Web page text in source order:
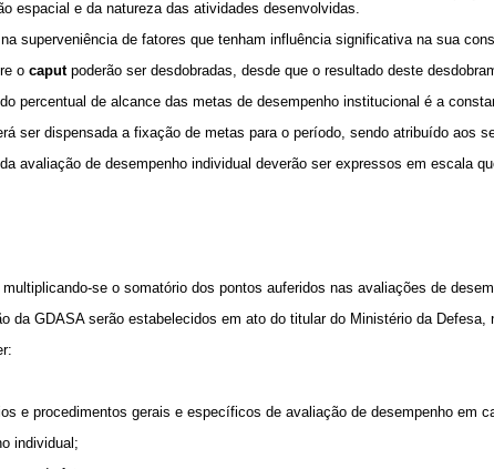
espacial e da natureza das atividades desenvolvidas.
superveniência de fatores que tenham influência significativa na sua
o caputpoderão ser desdobradas, desde que o resultado deste
percentual de alcance das metas de desempenho institucional é a
ser dispensada a fixação de metas para o período, sendo atribuído aos
avaliação de desempenho individual deverão ser expressos em escala
se o somatório dos pontos auferidos nas avaliações de
da GDASA serão estabelecidos em ato do titular do Ministério da
procedimentos gerais e específicos de avaliação de desempenho em
individual;